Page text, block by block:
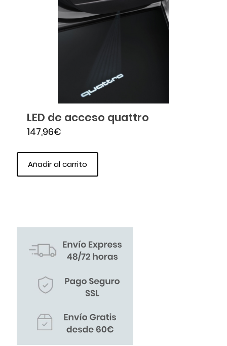
LED de acceso quattro
147,96€
Añadir al carrito